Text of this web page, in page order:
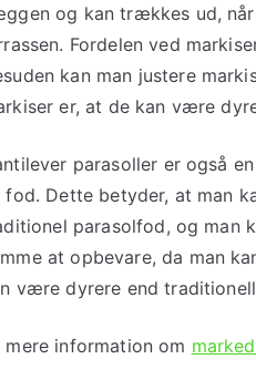
og kan trækkes ud,
Fordelen ved
kan man justere
er, at de kan være
parasoller er også
fod. Dette betyder, at man
parasolfod, og man
at opbevare, da man
være dyrere end
mere information om